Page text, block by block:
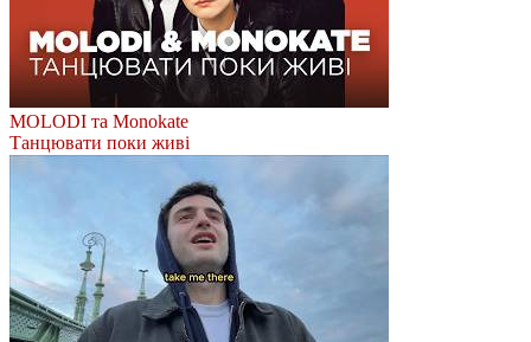
MOLODI та Monokate
Танцювати поки живі